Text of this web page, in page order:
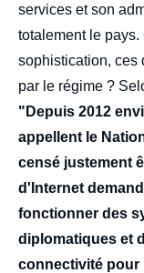
services et son
totalement le
sophistication, ces
par le régime ?
"Depuis 2012
appellent le
censé justement
d'Internet
fonctionner des
diplomatiques et
connectivité pour